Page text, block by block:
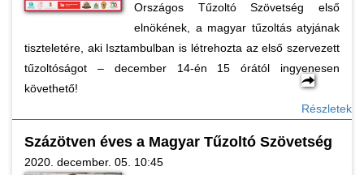
Országos Tűzoltó Szövetség első
elnökének, a magyar tűzoltás atyjának
tiszteletére, aki Isztambulban is létrehozta az első szervezett
tűzoltóságot – december 14-én 15 órától ingyenesen
követhető!
Részletek
Százötven éves a Magyar Tűzoltó Szövetség
2020. december. 05. 10:45